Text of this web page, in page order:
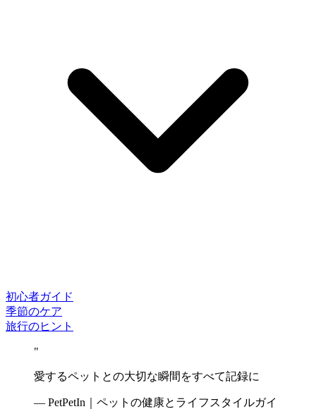
初心者ガイド
季節のケア
旅行のヒント
"
愛するペットとの大切な瞬間をすべて記録に
— PetPetIn｜ペットの健康とライフスタイルガイ